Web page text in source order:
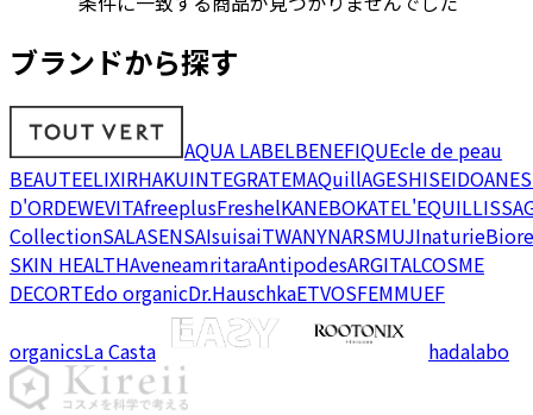
ブランドから探す
AQUA LABELBENEFIQUEcle de peau
BEAUTEELIXIRHAKUINTEGRATEMAQuillAGESHISEIDO
D'ORDEWEVITAfreeplusFreshelKANEBOKATEL'EQUIL
CollectionSALASENSAIsuisaiTWANYNARSMUJInaturieBiore
SKIN HEALTHAveneamritaraAntipodesARGITALCOSME
DECORTEdo organicDr.HauschkaETVOSFEMMUEF
organicsLa Casta hadalabo